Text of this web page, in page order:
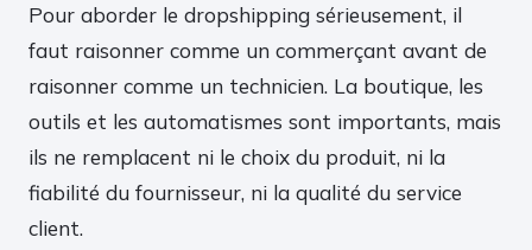
Pour aborder le dropshipping sérieusement, il
faut raisonner comme un commerçant avant de
raisonner comme un technicien. La boutique, les
outils et les automatismes sont importants, mais
ils ne remplacent ni le choix du produit, ni la
fiabilité du fournisseur, ni la qualité du service
client.